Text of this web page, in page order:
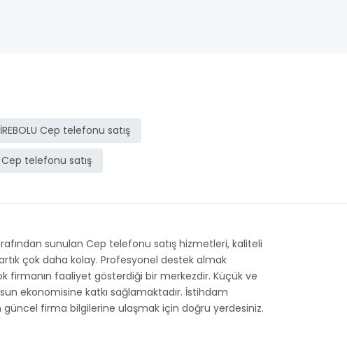
Cep telefonu satış
Cep telefonu satış
sunulan Cep telefonu satış hizmetleri, kaliteli
çok daha kolay. Profesyonel destek almak
firmanın faaliyet gösterdiği bir merkezdir. Küçük ve
ekonomisine katkı sağlamaktadır. İstihdam
güncel firma bilgilerine ulaşmak için doğru yerdesiniz.